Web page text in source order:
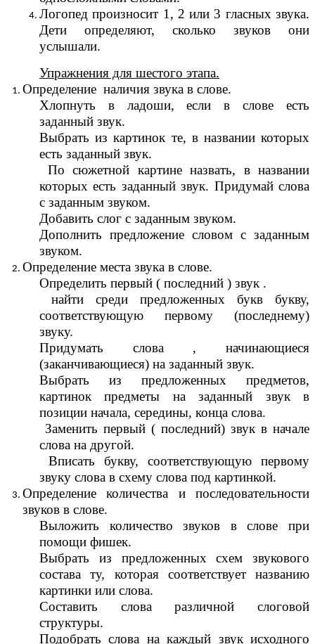
Логопед произносит 1, 2 или 3 гласных звука.
Дети определяют, сколько звуков они
услышали.
Упражнения для шестого этапа.
Определение наличия звука в слове.
Хлопнуть в ладоши, если в слове есть
заданный звук.
Выбрать из картинок те, в названии которых
есть заданный звук.
По сюжетной картине назвать, в названии
которых есть заданный звук. Придумай слова
с заданным звуком.
Добавить слог с заданным звуком.
Дополнить предложение словом с заданным
звуком.
Определение места звука в слове.
Определить первый ( последний ) звук .
найти среди предложенных букв букву,
соответствующую первому (последнему)
звуку.
Придумать слова , начинающиеся
(заканчивающиеся) на заданный звук.
Выбрать из предложенных предметов,
картинок предметы на заданный звук в
позиции начала, середины, конца слова.
Заменить первый ( последний) звук в начале
слова на другой.
Вписать букву, соответствующую первому
звуку слова в схему слова под картинкой.
Определение количества и последовательности
звуков в слове.
Выложить количество звуков в слове при
помощи фишек.
Выбрать из предложенных схем звукового
состава ту, которая соответствует названию
картинки или слова.
Составить слова различной слоговой
структуры.
Подобрать слова на каждый звук исходного